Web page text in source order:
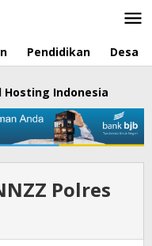
Pendidikan Desa
Polres